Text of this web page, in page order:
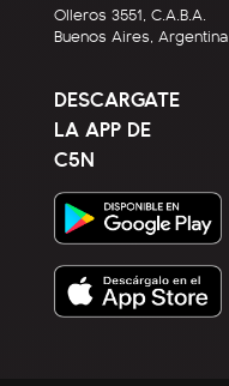
Olleros 3551, C.A.B.A.
Buenos Aires, Argentina
DESCARGATE
LA APP DE
C5N